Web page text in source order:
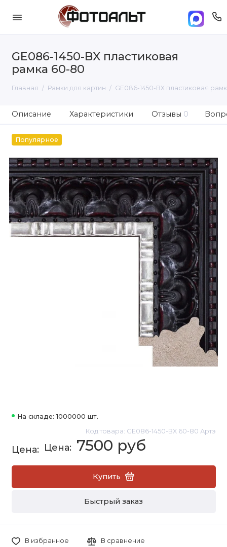
GE086-1450-BX пластиковая
рамка 60-80
Главная Рамки для картин GE086-1450-BX пластиковая
Описание Характеристики Отзывы 0
Популярное
На складе: 1000000 шт.
Код товара: GE086-1450-BX 60-80 Артэ
7500 руб
Купить
Быстрый заказ
В избранное В сравнение